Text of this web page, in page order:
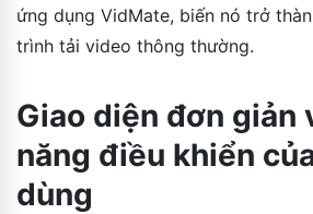
ứng dụng VidMate, biến nó trở
trình tải video thông thường.
Giao diện đơn giản
năng điều khiển
dùng